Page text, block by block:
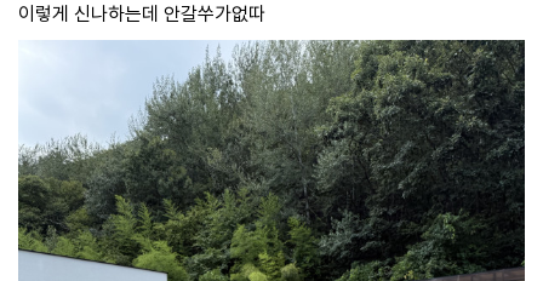
이렇게 신나하는데 안갈쑤가없따